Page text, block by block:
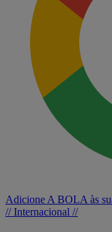
Adicione A BOLA às
// Internacional //